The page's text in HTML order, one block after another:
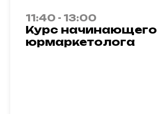
11:40 - 13:00
Курс начинающего
юрмаркетолога